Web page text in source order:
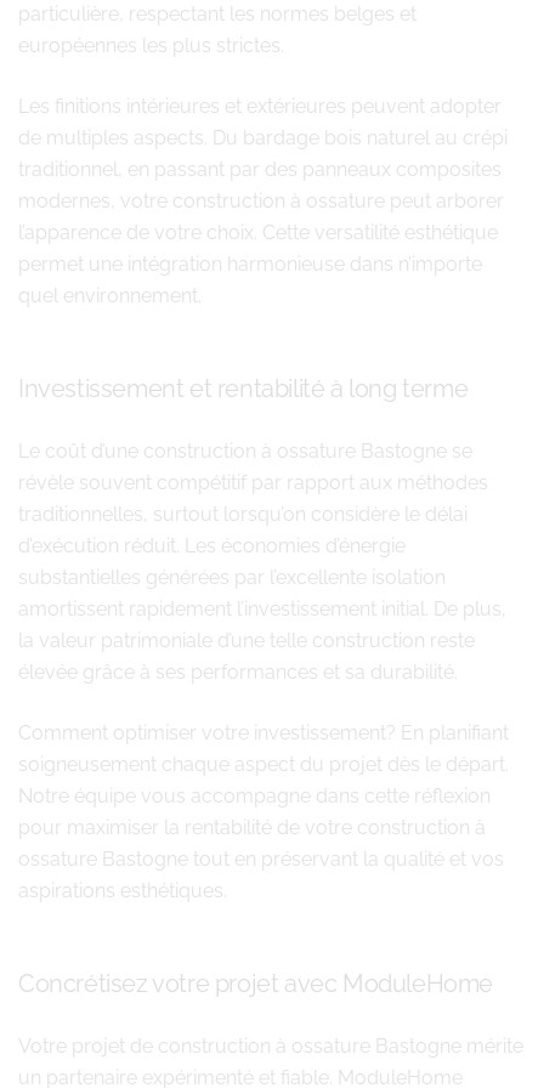
particulière, respectant les normes belges et
européennes les plus strictes.
Les finitions intérieures et extérieures peuvent adopter
de multiples aspects. Du bardage bois naturel au crépi
traditionnel, en passant par des panneaux composites
modernes, votre construction à ossature peut arborer
l’apparence de votre choix. Cette versatilité esthétique
permet une intégration harmonieuse dans n’importe
quel environnement.
Investissement et rentabilité à long terme
Le coût d’une construction à ossature Bastogne se
révèle souvent compétitif par rapport aux méthodes
traditionnelles, surtout lorsqu’on considère le délai
d’exécution réduit. Les économies d’énergie
substantielles générées par l’excellente isolation
amortissent rapidement l’investissement initial. De plus,
la valeur patrimoniale d’une telle construction reste
élevée grâce à ses performances et sa durabilité.
Comment optimiser votre investissement? En planifiant
soigneusement chaque aspect du projet dès le départ.
Notre équipe vous accompagne dans cette réflexion
pour maximiser la rentabilité de votre construction à
ossature Bastogne tout en préservant la qualité et vos
aspirations esthétiques.
Concrétisez votre projet avec ModuleHome
Votre projet de construction à ossature Bastogne mérite
un partenaire expérimenté et fiable. ModuleHome